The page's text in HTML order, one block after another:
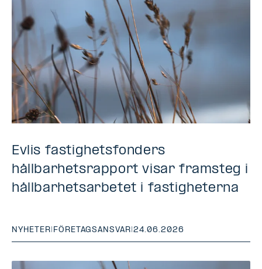
Evlis fastighetsfonders
hållbarhetsrapport visar framsteg i
hållbarhetsarbetet i fastigheterna
NYHETER FÖRETAGSANSVAR |24.06.2026